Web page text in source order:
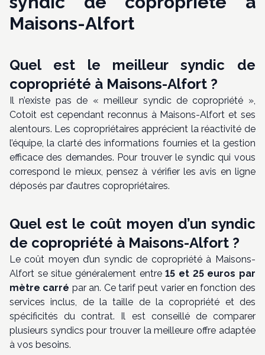
Maisons-Alfort
Quel est le meilleur syndic de
copropriété à Maisons-Alfort ?
Il n’existe pas de « meilleur syndic de copropriété »,
Cotoit est cependant reconnus à Maisons-Alfort et ses
alentours. Les copropriétaires apprécient la réactivité de
l’équipe, la clarté des informations fournies et la gestion
efficace des demandes. Pour trouver le syndic qui vous
correspond le mieux, pensez à vérifier les avis en ligne
déposés par d’autres copropriétaires.
Quel est le coût moyen d’un syndic
de copropriété à Maisons-Alfort ?
Le coût moyen d’un syndic de copropriété à Maisons-
Alfort se situe généralement entre15 et 25 euros par
mètre carré par an. Ce tarif peut varier en fonction des
services inclus, de la taille de la copropriété et des
spécificités du contrat. Il est conseillé de comparer
plusieurs syndics pour trouver la meilleure offre adaptée
à vos besoins.